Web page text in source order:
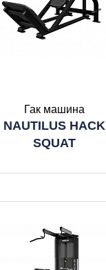
Гак машина
NAUTILUS HACK
SQUAT